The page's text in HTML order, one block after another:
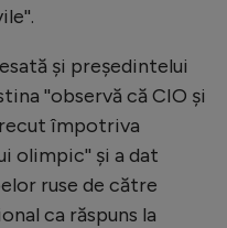
şi preşedintelui
''observă că CIO şi
împotriva
olimpic'' şi a dat
ruse de către
ca răspuns la